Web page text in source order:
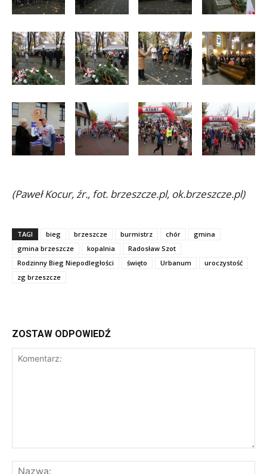
(Paweł Kocur, źr., fot. brzeszcze.pl, ok.brzeszcze.pl)
TAGI bieg brzeszcze burmistrz chór
gmina
gmina brzeszcze
kopalnia
Radosław Szot
Rodzinny Bieg Niepodległości
święto Urbanum
uroczystość
zg brzeszcze
ZOSTAW ODPOWIEDŹ